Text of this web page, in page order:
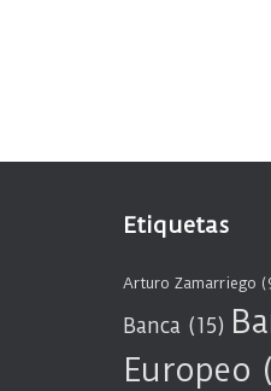
Etiquetas
Arturo Zamarriego
Banca (15)
Europeo